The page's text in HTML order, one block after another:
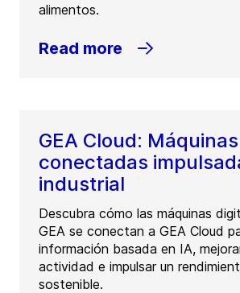
alimentos.
Read more
GEA Cloud: Máquinas
conectadas
industrial
Descubra cómo las máquinas
GEA se conectan a GEA Cloud
información basada en IA,
actividad e impulsar un
sostenible.